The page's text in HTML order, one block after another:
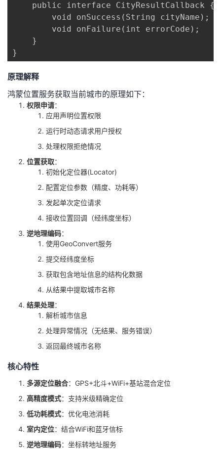
    public interface CityResultCallback {
        void onSuccess(String cityName);
        void onFailure(int errorCode);
    }
}
原理解释
鸿蒙位置服务获取当前城市的原理如下：
权限申请：
应用声明位置权限
运行时动态请求用户授权
处理权限拒绝情况
位置获取：
初始化定位器(Locator)
配置定位参数（精度、功耗等）
发起单次定位请求
接收位置回调（经纬度坐标）
逆地理编码：
使用GeoConvert服务
提交经纬度坐标
获取包含地址信息的结构化数据
从结果中提取城市名称
结果处理：
解析城市信息
处理异常情况（无结果、服务错误）
返回最终城市名称
核心特性
多源定位融合：GPS+北斗+WiFi+基站混合定位
高精度模式：支持米级精确定位
低功耗模式：优化电池消耗
室内定位：结合WiFi和蓝牙信标
逆地理编码：坐标转地址服务